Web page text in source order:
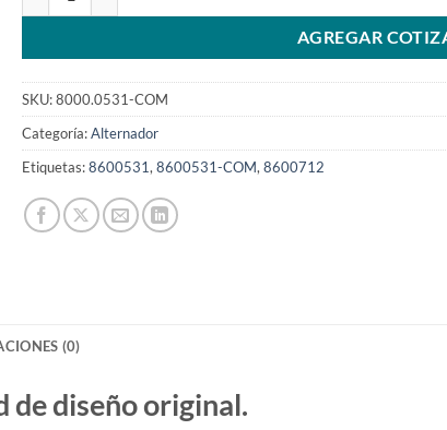
AGREGAR
SKU:8000.0531-COM
Categoría:Alternador
Etiquetas:8600531, 8600531-COM, 8600712
(0)
de diseño original.